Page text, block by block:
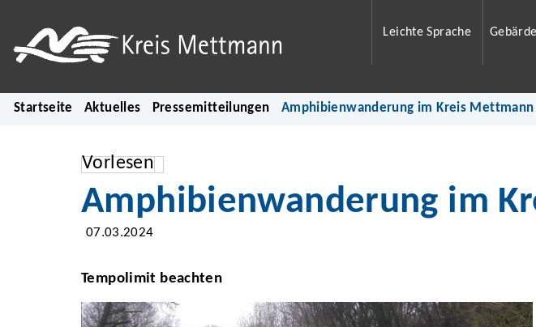
Leichte Sprache
Startseite Aktuelles Pressemitteilungen Amphibienwanderung im Kreis Mettmann
Vorlesen
Amphibienwanderung im
07.03.2024
Tempolimit beachten